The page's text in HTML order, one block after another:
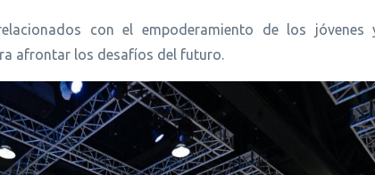
con el empoderamiento de los
afrontar los desafíos del futuro.